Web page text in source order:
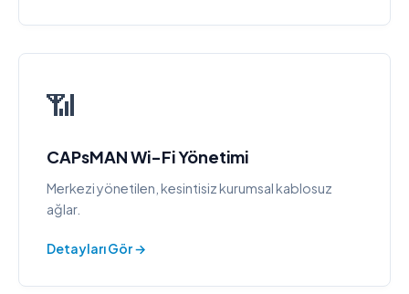
📶
CAPsMAN Wi-Fi Yönetimi
Merkezi yönetilen, kesintisiz kurumsal kablosuz
ağlar.
Detayları Gör →